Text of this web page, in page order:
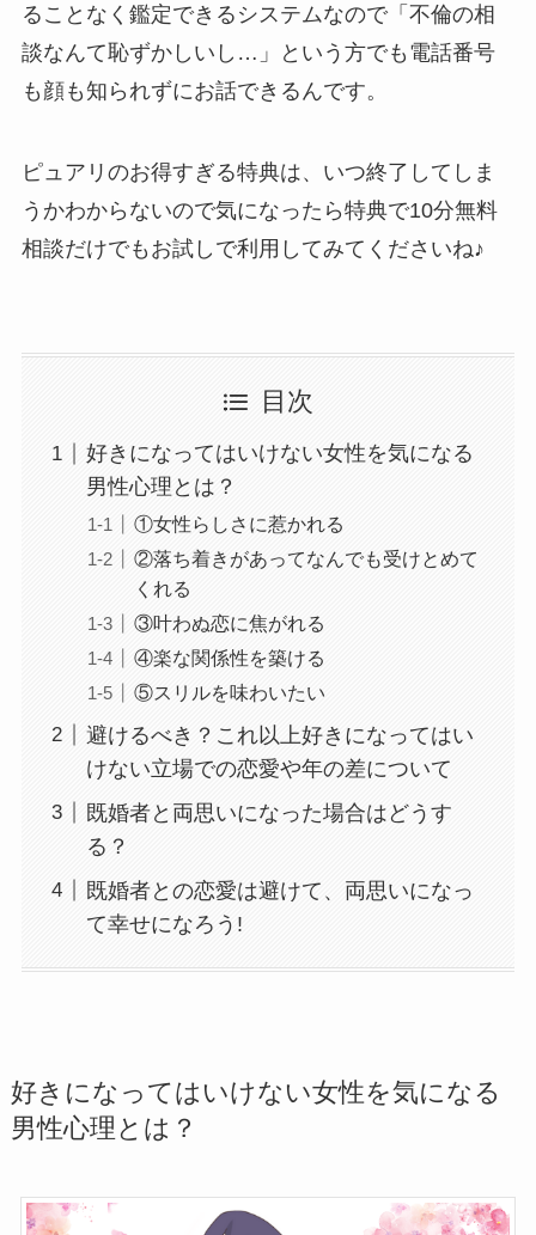
ることなく鑑定できるシステムなので「不倫の相
談なんて恥ずかしいし…」という方でも電話番号
も顔も知られずにお話できるんです。
ピュアリのお得すぎる特典は、いつ終了してしま
うかわからないので気になったら特典で10分無料
相談だけでもお試しで利用してみてくださいね♪
目次
好きになってはいけない女性を気になる
男性心理とは？
①女性らしさに惹かれる
②落ち着きがあってなんでも受けとめて
くれる
③叶わぬ恋に焦がれる
④楽な関係性を築ける
⑤スリルを味わいたい
避けるべき？これ以上好きになってはい
けない立場での恋愛や年の差について
既婚者と両思いになった場合はどうす
る？
既婚者との恋愛は避けて、両思いになっ
て幸せになろう!
好きになってはいけない女性を気になる
男性心理とは？